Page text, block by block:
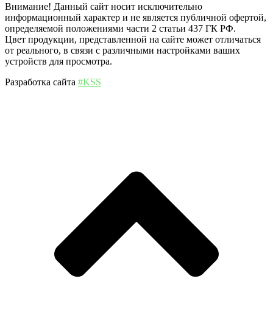
Внимание! Данный сайт носит исключительно
информационный характер и не является публичной офертой,
определяемой положениями части 2 статьи 437 ГК РФ.
Цвет продукции, представленной на сайте может отличаться
от реального, в связи с различными настройками ваших
устройств для просмотра.
Разработка сайта #KSS